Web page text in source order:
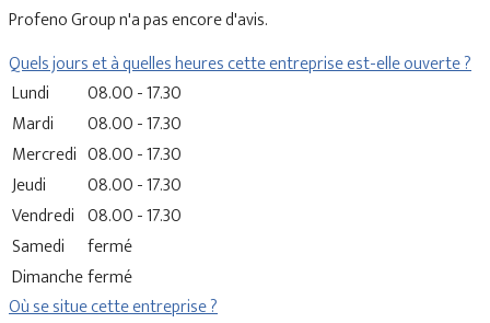
Profeno Group n'a pas encore d'avis.
Quels jours et à quelles heures cette entreprise est-elle ouverte ?
Lundi
08.00 - 17.30
Mardi
08.00 - 17.30
Mercredi 08.00 - 17.30
Jeudi
08.00 - 17.30
Vendredi 08.00 - 17.30
Samedi
fermé
Dimanchefermé
Où se situe cette entreprise ?